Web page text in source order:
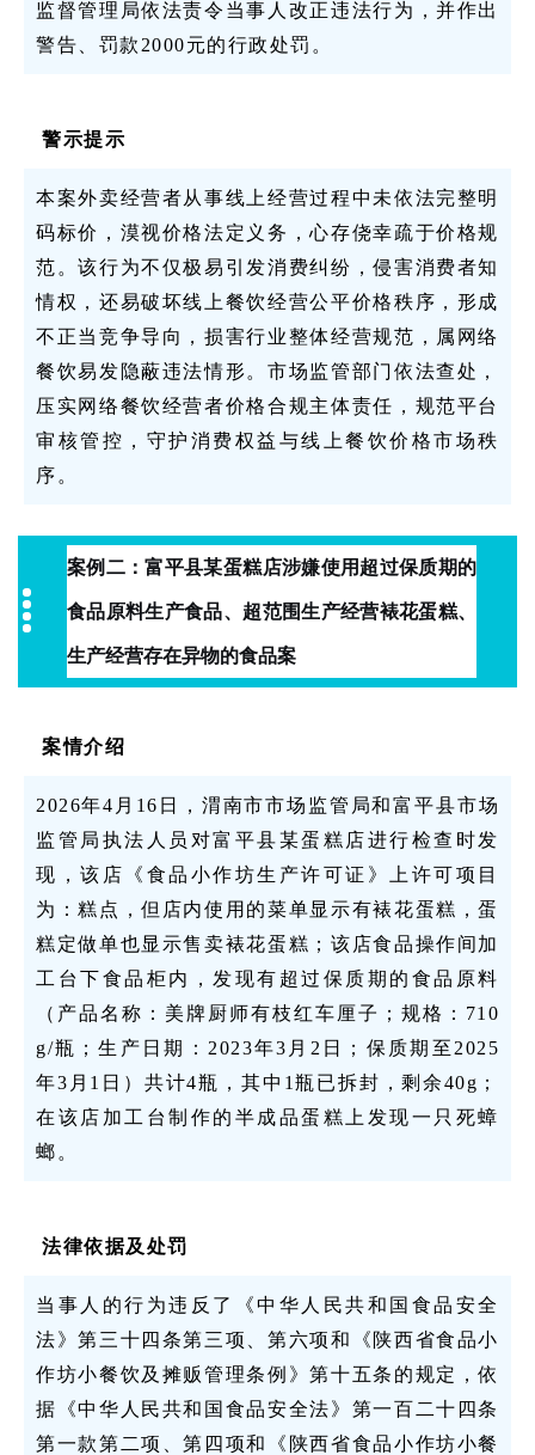
监督管理局依法责令当事人改正违法行为，并作出
警告、罚款2000元的行政处罚。
警示提示
本案外卖经营者从事线上经营过程中未依法完整明
码标价，漠视价格法定义务，心存侥幸疏于价格规
范。该行为不仅极易引发消费纠纷，侵害消费者知
情权，还易破坏线上餐饮经营公平价格秩序，形成
不正当竞争导向，损害行业整体经营规范，属网络
餐饮易发隐蔽违法情形。市场监管部门依法查处，
压实网络餐饮经营者价格合规主体责任，规范平台
审核管控，守护消费权益与线上餐饮价格市场秩
序。
案例二：富平县某蛋糕店涉嫌使用超过保质期的
食品原料生产食品、超范围生产经营裱花蛋糕、
生产经营存在异物的食品案
案情介绍
2026年4月16日，渭南市市场监管局和富平县市场
监管局执法人员对富平县某蛋糕店进行检查时发
现，该店《食品小作坊生产许可证》上许可项目
为：糕点，但店内使用的菜单显示有裱花蛋糕，蛋
糕定做单也显示售卖裱花蛋糕；该店食品操作间加
工台下食品柜内，发现有超过保质期的食品原料
（产品名称：美牌厨师有枝红车厘子；规格：710
g/瓶；生产日期：2023年3月2日；保质期至2025
年3月1日）共计4瓶，其中1瓶已拆封，剩余40g；
在该店加工台制作的半成品蛋糕上发现一只死蟑
螂。
法律依据及处罚
当事人的行为违反了《中华人民共和国食品安全
法》第三十四条第三项、第六项和《陕西省食品小
作坊小餐饮及摊贩管理条例》第十五条的规定，依
据《中华人民共和国食品安全法》第一百二十四条
第一款第二项、第四项和《陕西省食品小作坊小餐